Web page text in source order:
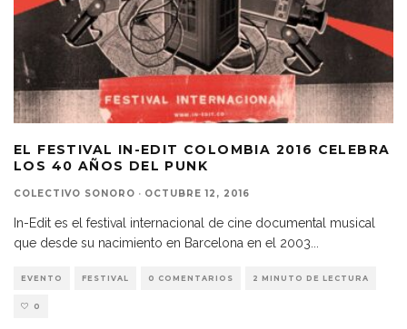
EL FESTIVAL IN-EDIT COLOMBIA 2016 CELEBRA
LOS 40 AÑOS DEL PUNK
COLECTIVO SONORO · OCTUBRE 12, 2016
In-Edit es el festival internacional de cine documental musical
que desde su nacimiento en Barcelona en el 2003
EVENTO FESTIVAL 0 COMENTARIOS 2 MINUTO DE LECTURA
0